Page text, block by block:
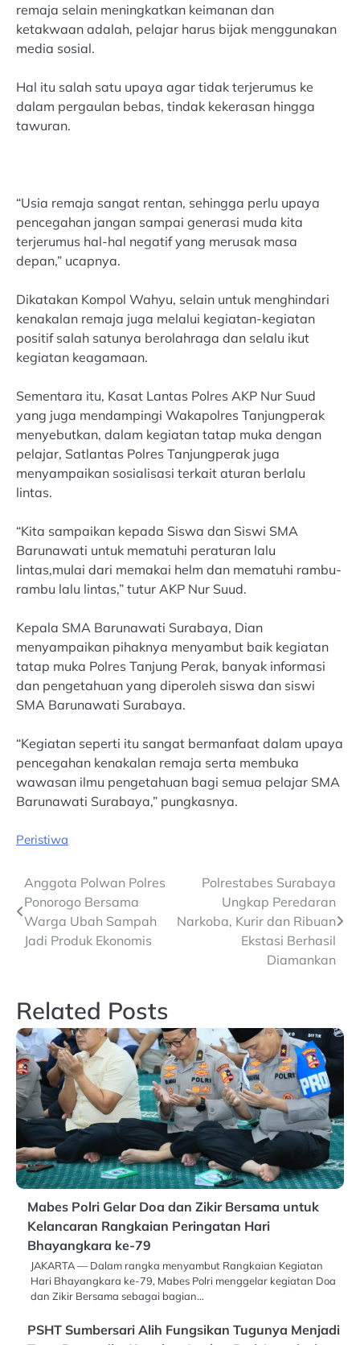
remaja selain meningkatkan keimanan dan
ketakwaan adalah, pelajar harus bijak menggunakan
media sosial.
Hal itu salah satu upaya agar tidak terjerumus ke
dalam pergaulan bebas, tindak kekerasan hingga
tawuran.
“Usia remaja sangat rentan, sehingga perlu upaya
pencegahan jangan sampai generasi muda kita
terjerumus hal-hal negatif yang merusak masa
depan,” ucapnya.
Dikatakan Kompol Wahyu, selain untuk menghindari
kenakalan remaja juga melalui kegiatan-kegiatan
positif salah satunya berolahraga dan selalu ikut
kegiatan keagamaan.
Sementara itu, Kasat Lantas Polres AKP Nur Suud
yang juga mendampingi Wakapolres Tanjungperak
menyebutkan, dalam kegiatan tatap muka dengan
pelajar, Satlantas Polres Tanjungperak juga
menyampaikan sosialisasi terkait aturan berlalu
lintas.
“Kita sampaikan kepada Siswa dan Siswi SMA
Barunawati untuk mematuhi peraturan lalu
lintas,mulai dari memakai helm dan mematuhi rambu-
rambu lalu lintas,” tutur AKP Nur Suud.
Kepala SMA Barunawati Surabaya, Dian
menyampaikan pihaknya menyambut baik kegiatan
tatap muka Polres Tanjung Perak, banyak informasi
dan pengetahuan yang diperoleh siswa dan siswi
SMA Barunawati Surabaya.
“Kegiatan seperti itu sangat bermanfaat dalam upaya
pencegahan kenakalan remaja serta membuka
wawasan ilmu pengetahuan bagi semua pelajar SMA
Barunawati Surabaya,” pungkasnya.
Peristiwa
Post
navigation
Anggota Polwan Polres
Ponorogo Bersama
Warga Ubah Sampah
Jadi Produk Ekonomis
Polrestabes Surabaya
Ungkap Peredaran
Narkoba, Kurir dan Ribuan
Ekstasi Berhasil
Diamankan
Related Posts
Mabes Polri Gelar Doa dan Zikir Bersama untuk
Kelancaran Rangkaian Peringatan Hari
Bhayangkara ke-79
JAKARTA — Dalam rangka menyambut Rangkaian Kegiatan
Hari Bhayangkara ke-79, Mabes Polri menggelar kegiatan Doa
dan Zikir Bersama sebagai bagian…
PSHT Sumbersari Alih Fungsikan Tugunya Menjadi